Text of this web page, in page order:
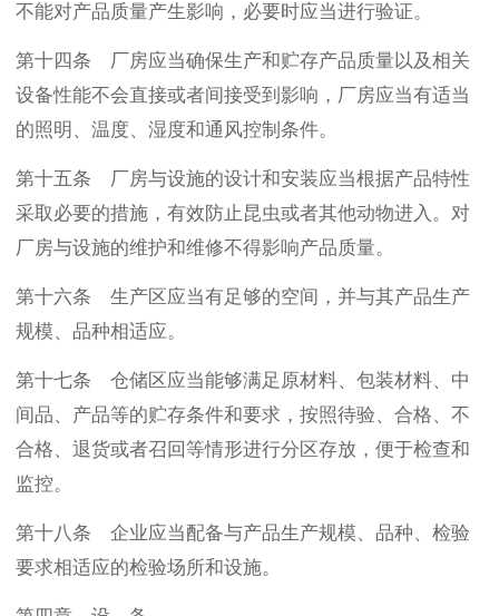
不能对产品质量产生影响，必要时应当进行验证。
第十四条 厂房应当确保生产和贮存产品质量以及相关
设备性能不会直接或者间接受到影响，厂房应当有适当
的照明、温度、湿度和通风控制条件。
第十五条 厂房与设施的设计和安装应当根据产品特性
采取必要的措施，有效防止昆虫或者其他动物进入。对
厂房与设施的维护和维修不得影响产品质量。
第十六条 生产区应当有足够的空间，并与其产品生产
规模、品种相适应。
第十七条 仓储区应当能够满足原材料、包装材料、中
间品、产品等的贮存条件和要求，按照待验、合格、不
合格、退货或者召回等情形进行分区存放，便于检查和
监控。
第十八条 企业应当配备与产品生产规模、品种、检验
要求相适应的检验场所和设施。